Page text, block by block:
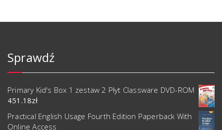
Sprawdź
Primary Kid's Box 1 zestaw 2 Płyt Classware DVD-ROM
451.18zł
Practical English Usage Fourth Edition Paperback With
Online Access